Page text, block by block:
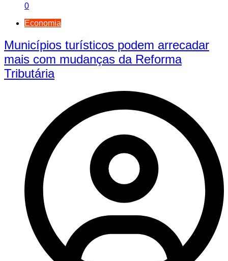
0
Economia
Municípios turísticos podem arrecadar
mais com mudanças da Reforma
Tributária